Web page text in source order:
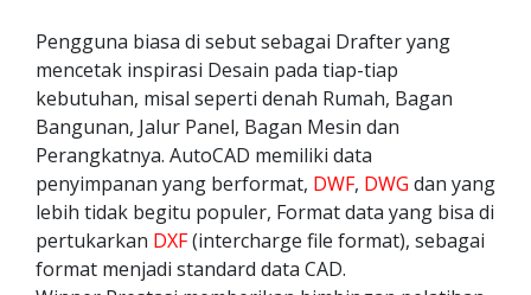
Pengguna biasa di sebut sebagai Drafter yang
mencetak inspirasi Desain pada tiap-tiap
kebutuhan, misal seperti denah Rumah, Bagan
Bangunan, Jalur Panel, Bagan Mesin dan
Perangkatnya. AutoCAD memiliki data
penyimpanan yang berformat, DWF, DWG dan yang
lebih tidak begitu populer, Format data yang bisa di
pertukarkan DXF(intercharge file format), sebagai
format menjadi standard data CAD.